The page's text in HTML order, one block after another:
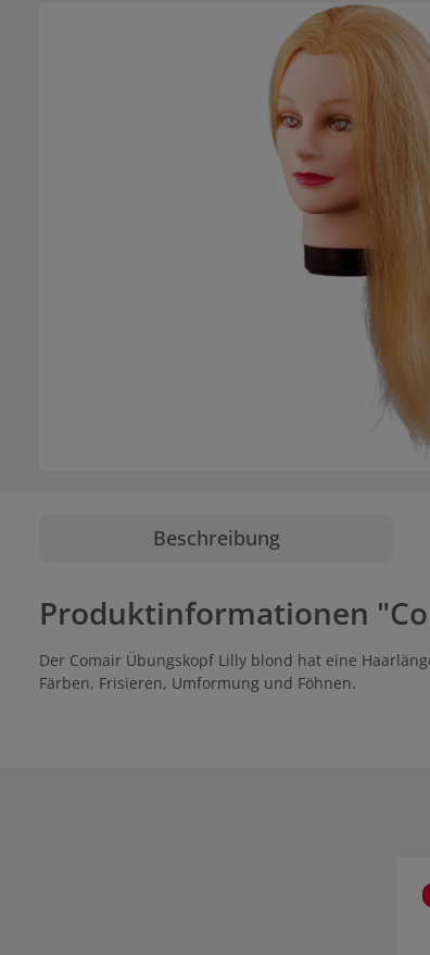
Beschreibung
Produktinformationen
Der Comair Übungskopf Lilly blond hat eine
Färben, Frisieren, Umformung und Föhnen.